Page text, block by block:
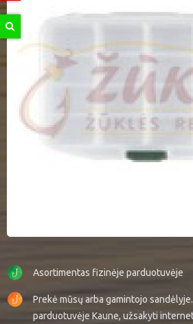
Asortimentas fizinėje parduotuvėje
Prekė mūsų arba gamintojo
parduotuvėje Kaune, užsakyti